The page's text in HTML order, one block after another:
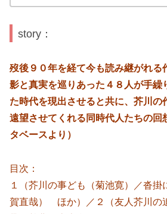
story：
歿後９０年を経て今も読み継がれる
影と真実を巡りあった４８人が手繰
た時代を現出させると共に、芥川の
遠望させてくれる同時代人たちの回
タベースより）
目次：
１（芥川の事ども（菊池寛）／沓掛
賀直哉） ほか）／２（友人芥川の